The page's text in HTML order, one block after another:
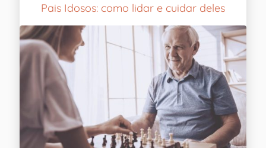
Pais Idosos: como lidar e cuidar deles